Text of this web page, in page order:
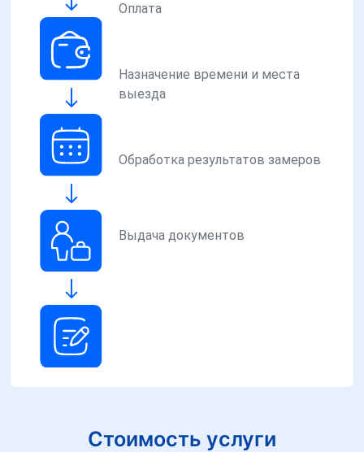
Оплата
Назначение времени и места
выезда
Обработка результатов замеров
Выдача документов
Стоимость услуги